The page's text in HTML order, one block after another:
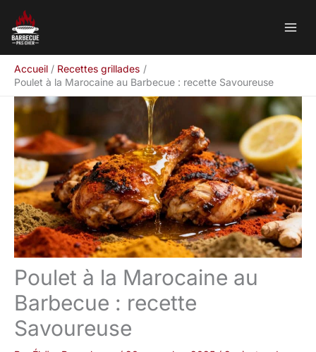
contenu
Accueil
Recettes grillades
Poulet à la Marocaine au Barbecue : recette Savoureuse
Poulet à la Marocaine au
Barbecue : recette
Savoureuse
Rechercher